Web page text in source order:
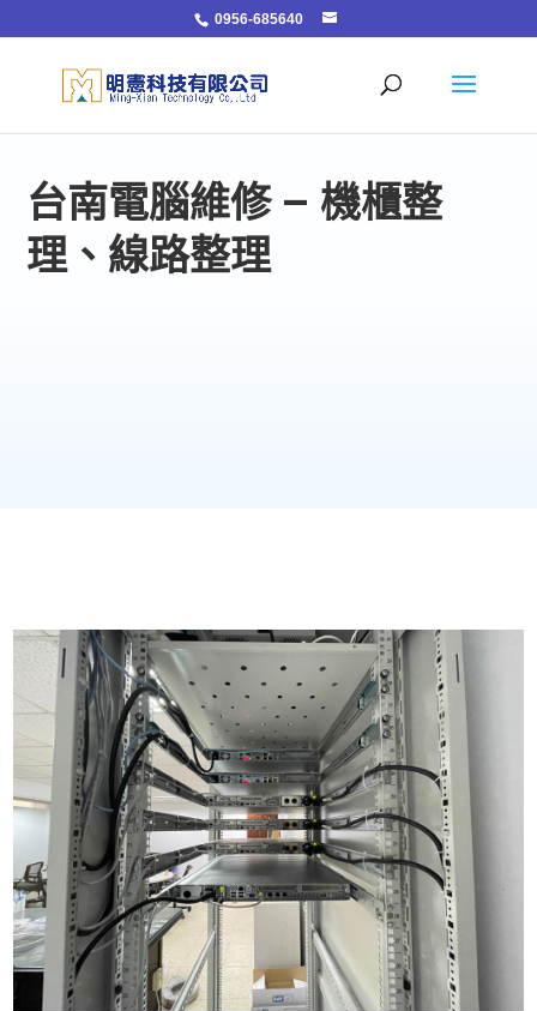
0956-685640
台南電腦維修 – 機櫃整
理、線路整理